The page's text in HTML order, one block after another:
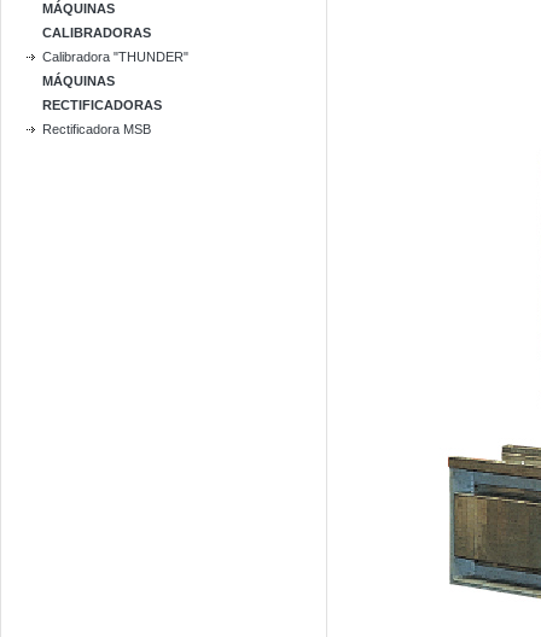
MÁQUINAS
CALIBRADORAS
Calibradora "THUNDER"
MÁQUINAS
RECTIFICADORAS
Rectificadora MSB